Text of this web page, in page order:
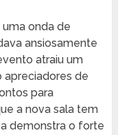
uma onda de
ansiosamente
atraiu um
apreciadores de
para
a nova sala tem
demonstra o forte